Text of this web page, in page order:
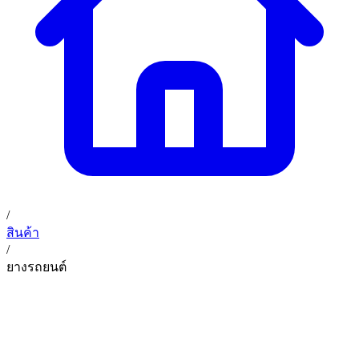
ติดต่อเรา
TH
ก. เจริญค็อกพิท
อุดมสุข 28 ถนนอุดมสุข แขวงบางนาเหนือ เขตบางนา
/
สินค้า
/
ยางรถยนต์